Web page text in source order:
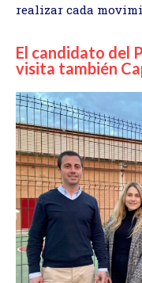
realizar cada
El candidato del
visita también